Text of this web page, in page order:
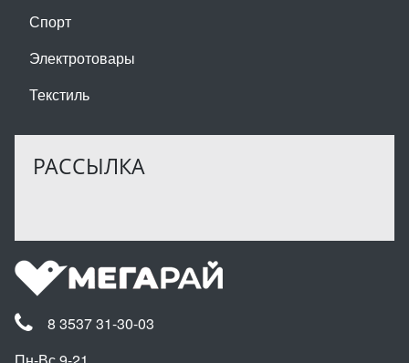
Спорт
Электротовары
Текстиль
РАССЫЛКА
8 3537 31-30-03